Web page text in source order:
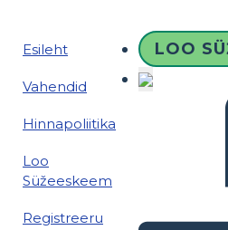
Esileht
Vahendid
Hinnapoliitika
Loo
Süžeeskeem
Registreeru
LOO